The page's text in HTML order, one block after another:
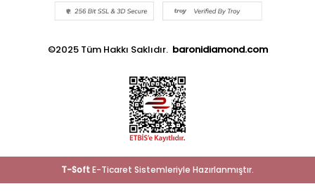
©2025 Tüm Hakkı Saklıdır. baronidiamond.com
T-SoftE-Ticaret Sistemleriyle Hazırlanmıştır.